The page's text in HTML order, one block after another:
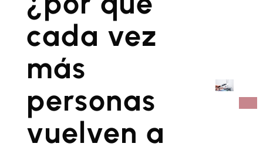
cada vez
más
personas
vuelven a